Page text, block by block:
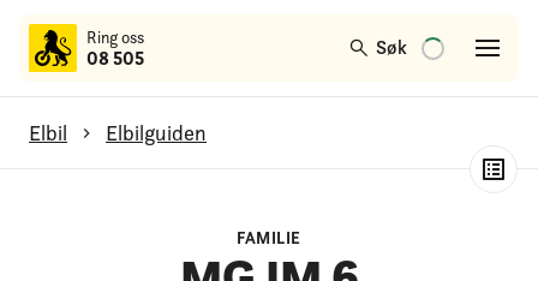
Ring oss
08 505 Søk
hovedinnhold
FAMILIE
Elbil Elbilguiden